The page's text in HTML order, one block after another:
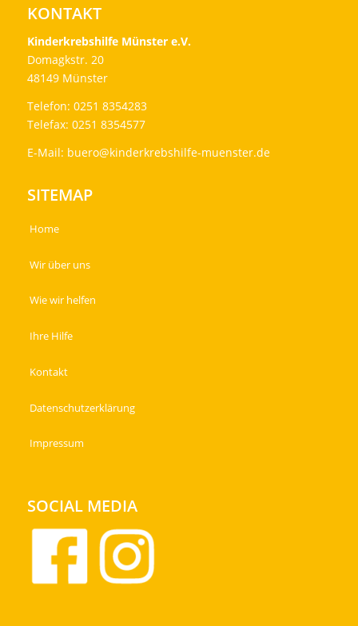
KONTAKT
Kinderkrebshilfe Münster e.V.
Domagkstr. 20
48149 Münster
Telefon: 0251 8354283
Telefax: 0251 8354577
E-Mail: buero@kinderkrebshilfe-muenster.de
SITEMAP
Home
Wir über uns
Wie wir helfen
Ihre Hilfe
Kontakt
Datenschutzerklärung
Impressum
SOCIAL MEDIA